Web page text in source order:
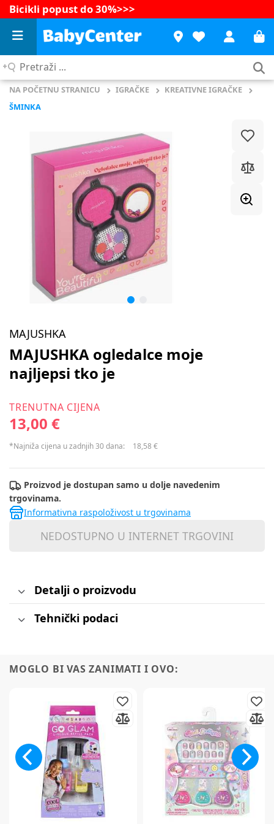
Bicikli popust do 30%>>>
Pretraži
NA POČETNU STRANICU IGRAČKE
KREATIVNE IGRAČKE
ŠMINKA
MAJUSHKA
MAJUSHKA ogledalce moje
najljepsi tko je
TRENUTNA CIJENA
13,00 €
*Najniža cijena u zadnjih 30 dana: 18,58 €
Proizvod je dostupan samo u dolje navedenim
trgovinama.
Informativna raspoloživost u trgovinama
NEDOSTUPNO U INTERNET TRGOVINI
Detalji o proizvodu
Tehnički podaci
MOGLO BI VAS ZANIMATI I OVO: